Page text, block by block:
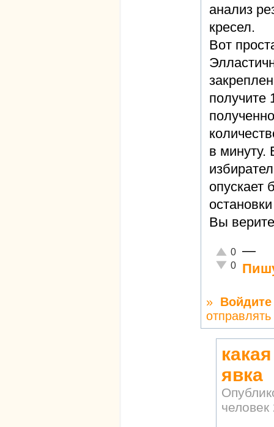
анализ
кресел.
Вот
получите
в минуту.
опускает
Вы
Отлично!
0
Неадекватно!
0
—
» Войдите
явка
человек